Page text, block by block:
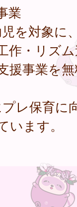
業
を対象に
作・リズ
援事業を
レ保育に
ます。